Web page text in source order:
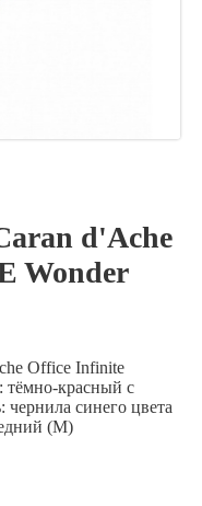
d'Ache
Wonder
Office Infinite
тёмно-красный с
чернила синего цвета
(M)